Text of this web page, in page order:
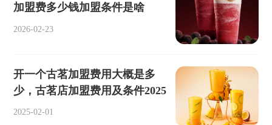
加盟费多少钱加盟条件是啥
2026-02-23
开一个古茗加盟费用大概是多
少，古茗店加盟费用及条件2025
2025-02-01